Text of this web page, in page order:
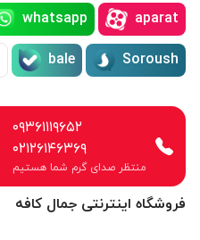
فروشگاه اینترنتی جمال کافه
aparat
whatsapp
Soroush
bale
۰۹۳۶۱۱۱۹۶۵۲
۰۲۱۲۶۱۴۶۳۶۹
منتظر صدای گرم شما هستیم